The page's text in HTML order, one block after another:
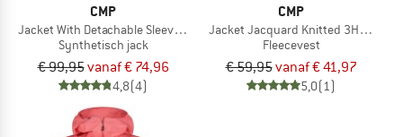
CMP
Jacket With Detachable Sleeves Light Softshell
Synthetisch jack
€ 99,95vanaf € 74,96
4,8(4)
CMP
Jacket Jacquard Knitted 3H60747N
Fleecevest
€ 59,95vanaf € 41,97
5,0(1)